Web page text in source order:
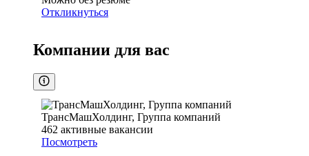
Откликнуться
Компании для вас
ТрансМашХолдинг, Группа компаний
462 активные вакансии
Посмотреть